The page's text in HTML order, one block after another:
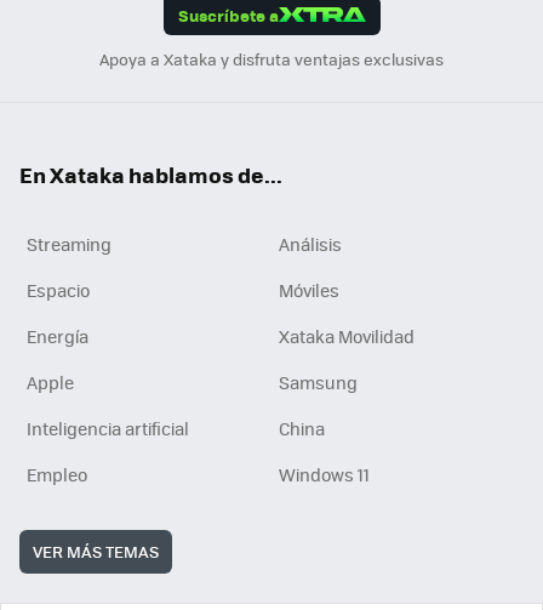
Suscríbete a
Apoya a Xataka y disfruta ventajas exclusivas
En Xataka hablamos de...
Streaming
Análisis
Espacio
Móviles
Energía
Xataka Movilidad
Apple
Samsung
Inteligencia artificial
China
Empleo
Windows 11
VER MÁS TEMAS